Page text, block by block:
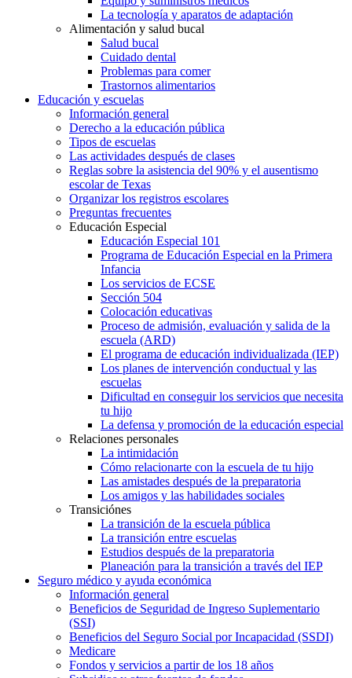
La tecnología y aparatos de adaptación
Alimentación y salud bucal
Salud bucal
Cuidado dental
Problemas para comer
Trastornos alimentarios
Educación y escuelas
Información general
Derecho a la educación pública
Tipos de escuelas
Las actividades después de clases
Reglas sobre la asistencia del 90% y el ausentismo
escolar de Texas
Organizar los registros escolares
Preguntas frecuentes
Educación Especial
Educación Especial 101
Programa de Educación Especial en la Primera
Infancia
Los servicios de ECSE
Sección 504
Colocación educativas
Proceso de admisión, evaluación y salida de la
escuela (ARD)
El programa de educación individualizada (IEP)
Los planes de intervención conductual y las
escuelas
Dificultad en conseguir los servicios que necesita
tu hijo
La defensa y promoción de la educación especial
Relaciones personales
La intimidación
Cómo relacionarte con la escuela de tu hijo
Las amistades después de la preparatoria
Los amigos y las habilidades sociales
Transiciónes
La transición de la escuela pública
La transición entre escuelas
Estudios después de la preparatoria
Planeación para la transición a través del IEP
Seguro médico y ayuda económica
Información general
Beneficios de Seguridad de Ingreso Suplementario
(SSI)
Beneficios del Seguro Social por Incapacidad (SSDI)
Medicare
Fondos y servicios a partir de los 18 años